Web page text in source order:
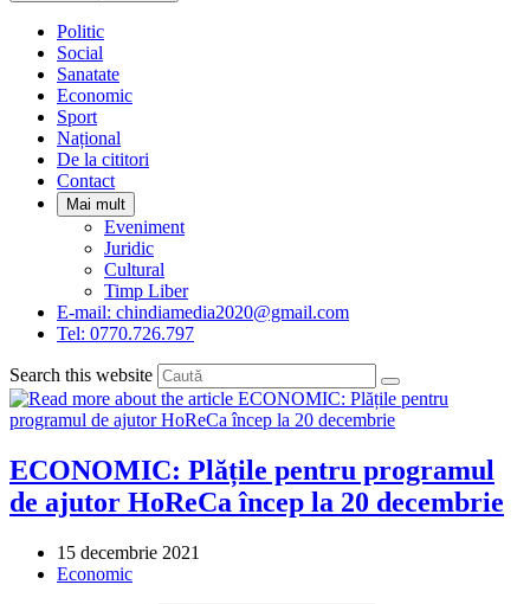
Politic
Social
Sanatate
Economic
Sport
Național
De la cititori
Contact
Mai mult
Eveniment
Juridic
Cultural
Timp Liber
E-mail: chindiamedia2020@gmail.com
Tel: 0770.726.797
Search this website
ECONOMIC: Plățile pentru programul
de ajutor HoReCa încep la 20 decembrie
Post
published:
15 decembrie 2021
Post
Economic